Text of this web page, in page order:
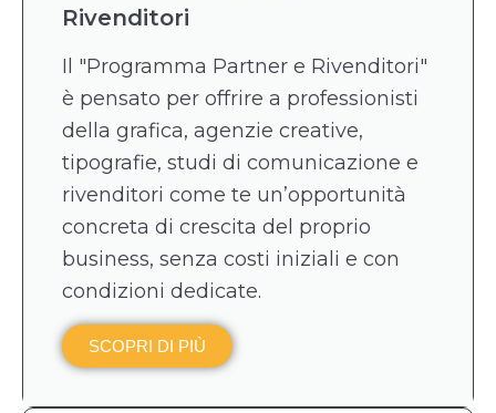
Rivenditori
Il "Programma Partner e Rivenditori"
è pensato per offrire a professionisti
della grafica, agenzie creative,
tipografie, studi di comunicazione e
rivenditori come te un’opportunità
concreta di crescita del proprio
business, senza costi iniziali e con
condizioni dedicate.
SCOPRI DI PIÙ